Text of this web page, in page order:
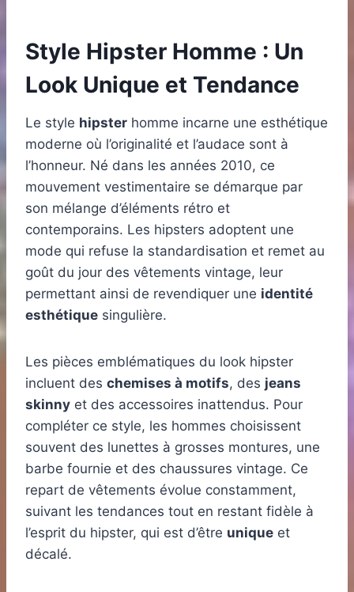
Style Hipster Homme : Un
Look Unique et Tendance
Le style hipster homme incarne une esthétique
moderne où l’originalité et l’audace sont à
l’honneur. Né dans les années 2010, ce
mouvement vestimentaire se démarque par
son mélange d’éléments rétro et
contemporains. Les hipsters adoptent une
mode qui refuse la standardisation et remet au
goût du jour des vêtements vintage, leur
permettant ainsi de revendiquer une identité
esthétique singulière.
Les pièces emblématiques du look hipster
incluent des chemises à motifs, des jeans
skinny et des accessoires inattendus. Pour
compléter ce style, les hommes choisissent
souvent des lunettes à grosses montures, une
barbe fournie et des chaussures vintage. Ce
repart de vêtements évolue constamment,
suivant les tendances tout en restant fidèle à
l’esprit du hipster, qui est d’être unique et
décalé.